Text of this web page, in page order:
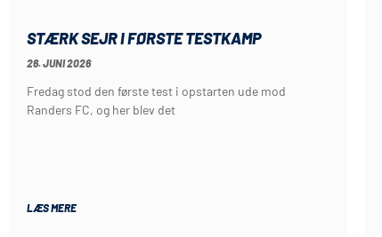
STÆRK SEJR I FØRSTE TESTKAMP
26. JUNI 2026
Fredag stod den første test i opstarten ude mod
Randers FC, og her blev det
LÆS MERE